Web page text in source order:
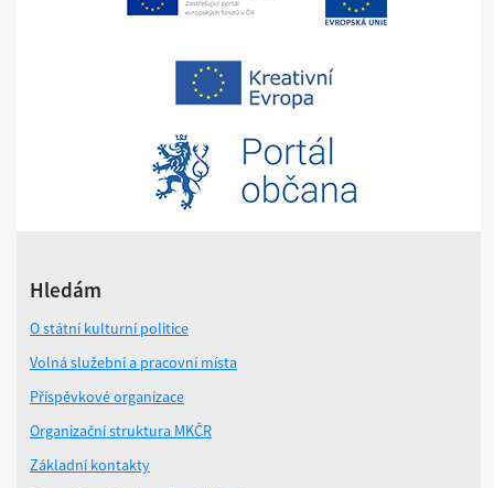
Hledám
O státní kulturní politice
Volná služební a pracovní místa
Příspěvkové organizace
Organizační struktura MKČR
Základní kontakty